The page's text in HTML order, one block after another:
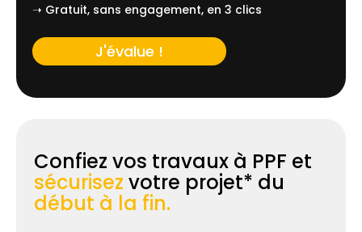
➝ Gratuit, sans engagement, en 3 clics
J'évalue !
Confiez vos travaux à PPF et
sécurisez votre projet* du
début à la fin.